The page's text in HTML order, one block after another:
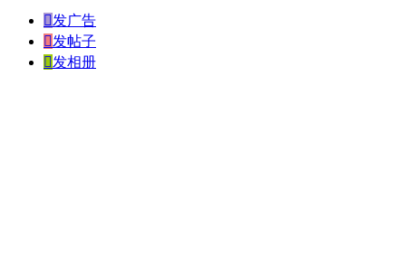
发广告
发帖子
发相册